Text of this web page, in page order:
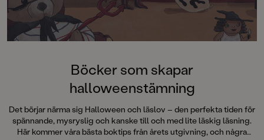
Böcker som skapar
halloweenstämning
Det börjar närma sig Halloween och läslov – den perfekta tiden för
spännande, mysryslig och kanske till och med lite läskig läsning.
Här kommer våra bästa boktips från årets utgivning, och några